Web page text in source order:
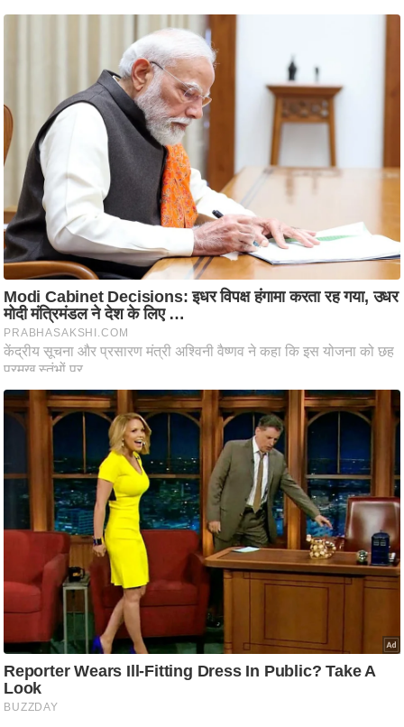
आ
स
मी
क्षा
ध
र्म
ज्यो
ति
ष
भु
म
मा
/
ध
ल
व्र
त
त्यो
हा
र